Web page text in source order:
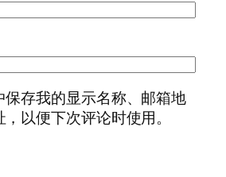
保存我的显示名称、邮箱地
以便下次评论时使用。